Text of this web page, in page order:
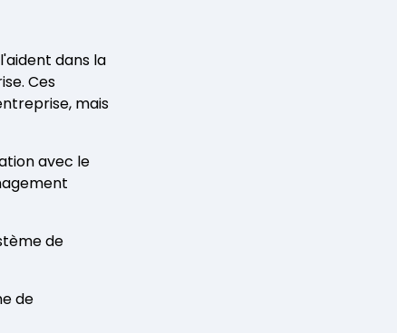
dans la
Ces
mais
avec le
de
de